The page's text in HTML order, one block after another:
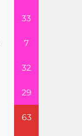
33
7
32
29
63